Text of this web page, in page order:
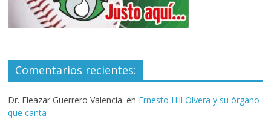
Comentarios recientes:
Dr. Eleazar Guerrero Valencia. en Ernesto Hill Olvera y su órgano
que canta